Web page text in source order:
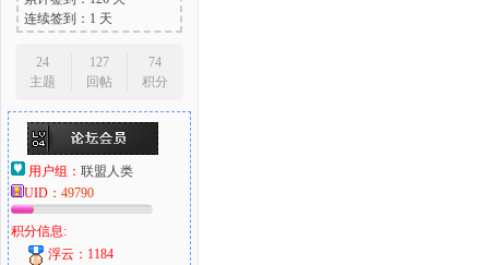
连续签到：1 天
24
主题
127
回帖
74
积分
用户组： 联盟人类
UID： 49790
积分信息:
浮云：1184